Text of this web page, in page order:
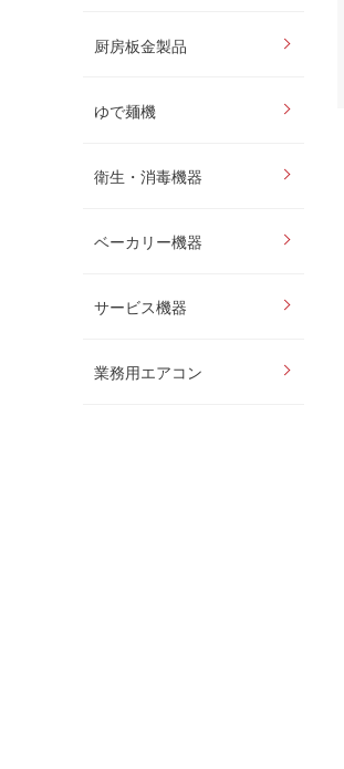
厨房板金製品
ゆで麺機
衛生・消毒機器
ベーカリー機器
サービス機器
業務用エアコン